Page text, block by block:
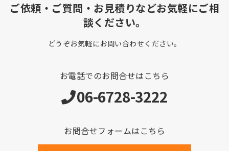
ご依頼・ご質問・お見積りなどお気軽にご相
談ください。
どうぞお気軽にお問い合わせください。
お電話でのお問合せはこちら
06-6728-3222
お問合せフォームはこちら